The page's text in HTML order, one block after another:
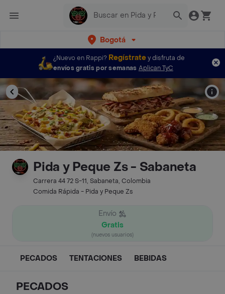
Bogotá
¿Nuevo en Rappi? Regístratey disfruta de
envíos gratis por semanas Aplican TyC
Pida y Peque Zs - Sabaneta
Carrera 44 72 S-11, Sabaneta, Colombia
Comida Rápida - Pida y Peque Zs
Envío
Gratis
(nuevos usuarios)
PECADOS TENTACIONES BEBIDAS
PECADOS